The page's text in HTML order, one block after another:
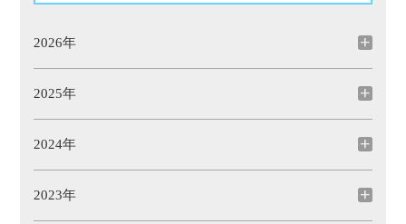
2026年
2025年
2024年
2023年